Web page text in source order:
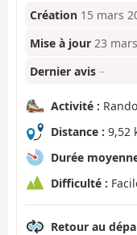
Création 15 mars
Mise à jour 23
Dernier avis –
Activité :
Distance : 9,52
Durée
Difficulté :
Retour au